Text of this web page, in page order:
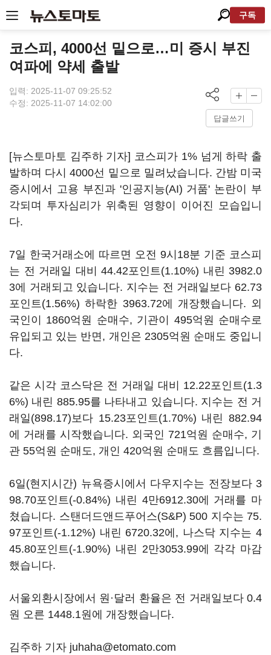
구독
코스피, 4000선 밑으로…미 증시 부진
여파에 약세 출발
입력: 2025-11-07 09:25:52
수정: 2025-11-07 14:02:00
답글쓰기
[뉴스토마토 김주하 기자] 코스피가 1% 넘게 하락 출
발하며 다시 4000선 밑으로 밀려났습니다. 간밤 미국
증시에서 고용 부진과 '인공지능(AI) 거품' 논란이 부
각되며 투자심리가 위축된 영향이 이어진 모습입니
다.
7일 한국거래소에 따르면 오전 9시18분 기준 코스피
는 전 거래일 대비 44.42포인트(1.10%) 내린 3982.0
3에 거래되고 있습니다. 지수는 전 거래일보다 62.73
포인트(1.56%) 하락한 3963.72에 개장했습니다. 외
국인이 1860억원 순매수, 기관이 495억원 순매수로
유입되고 있는 반면, 개인은 2305억원 순매도 중입니
다.
같은 시각 코스닥은 전 거래일 대비 12.22포인트(1.3
6%) 내린 885.95를 나타내고 있습니다. 지수는 전 거
래일(898.17)보다 15.23포인트(1.70%) 내린 882.94
에 거래를 시작했습니다. 외국인 721억원 순매수, 기
관 55억원 순매도, 개인 420억원 순매도 흐름입니다.
6일(현지시간) 뉴욕증시에서 다우지수는 전장보다 3
98.70포인트(-0.84%) 내린 4만6912.30에 거래를 마
쳤습니다. 스탠더드앤드푸어스(S&P) 500 지수는 75.
97포인트(-1.12%) 내린 6720.32에, 나스닥 지수는 4
45.80포인트(-1.90%) 내린 2만3053.99에 각각 마감
했습니다.
서울외환시장에서 원·달러 환율은 전 거래일보다 0.4
원 오른 1448.1원에 개장했습니다.
김주하 기자 juhaha@etomato.com